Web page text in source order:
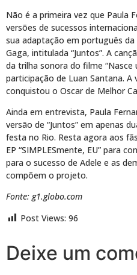
Não é a primeira vez que Paula
versões de sucessos
sua adaptação em português da
Gaga, intitulada “Juntos”. A
da trilha sonora do filme “Nasce
participação de Luan Santana. A
conquistou o Oscar de Melhor
Ainda em entrevista, Paula
versão de “Juntos” em apenas
festa no Rio. Resta agora aos
EP “SIMPLESmente, EU” para
para o sucesso de Adele e as
compõem o projeto.
Fonte: g1.globo.com
Post Views: 96
Deixe um